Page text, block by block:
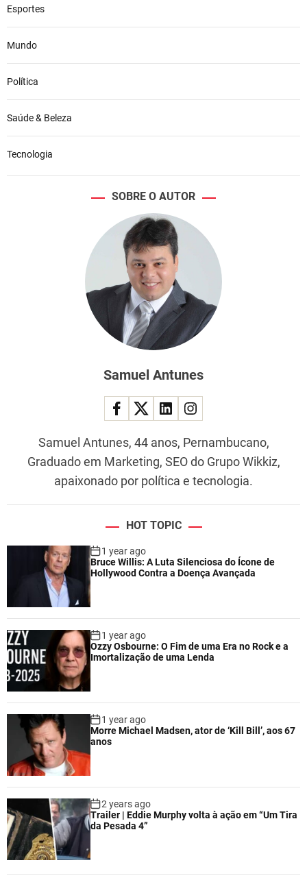
Esportes
Mundo
Política
Saúde & Beleza
Tecnologia
SOBRE O AUTOR
Samuel Antunes
Samuel Antunes, 44 anos, Pernambucano,
Graduado em Marketing, SEO do Grupo Wikkiz,
apaixonado por política e tecnologia.
HOT TOPIC
1 year ago
Bruce Willis: A Luta Silenciosa do Ícone de
Hollywood Contra a Doença Avançada
1 year ago
Ozzy Osbourne: O Fim de uma Era no Rock e a
Imortalização de uma Lenda
1 year ago
Morre Michael Madsen, ator de ‘Kill Bill’, aos 67
anos
2 years ago
Trailer | Eddie Murphy volta à ação em “Um Tira
da Pesada 4”